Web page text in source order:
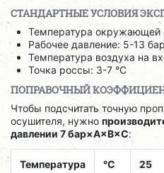
СТАНДАРТНЫЕ УСЛОВИЯ
Температура окружающей
Рабочее давление: 5-13
Температура воздуха на
Точка россы: 3-7 °C
ПОПРАВОЧНЫЙ
Чтобы подсчитать точную
осушителя, нужно
давлении 7 бар×A×B×C:
Температура °C 25